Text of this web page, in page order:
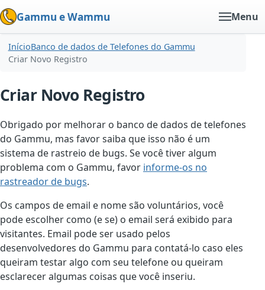
Gammu e Wammu Menu
InícioBanco de dados de Telefones do Gammu
Criar Novo Registro
Criar Novo Registro
Obrigado por melhorar o banco de dados de telefones
do Gammu, mas favor saiba que isso não é um
sistema de rastreio de bugs. Se você tiver algum
problema com o Gammu, favor informe-os no
rastreador de bugs.
Os campos de email e nome são voluntários, você
pode escolher como (e se) o email será exibido para
visitantes. Email pode ser usado pelos
desenvolvedores do Gammu para contatá-lo caso eles
queiram testar algo com seu telefone ou queiram
esclarecer algumas coisas que você inseriu.